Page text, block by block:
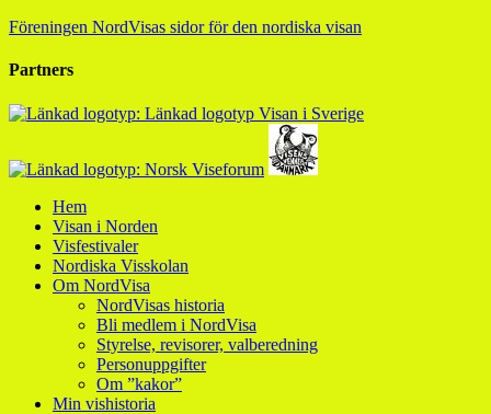
Föreningen NordVisas sidor för den nordiska visan
Partners
Hem
Visan i Norden
Visfestivaler
Nordiska Visskolan
Om NordVisa
NordVisas historia
Bli medlem i NordVisa
Styrelse, revisorer, valberedning
Personuppgifter
Om ”kakor”
Min vishistoria